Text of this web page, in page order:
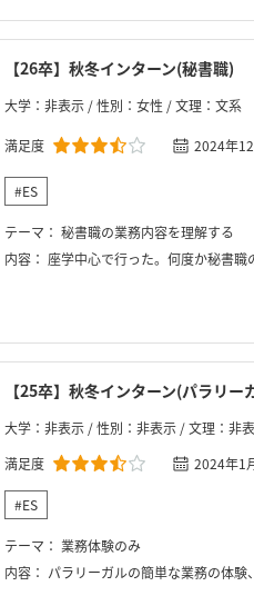
【26卒】秋冬インターン(秘書職)
大学：非表示 / 性別：女性 / 文理：文系
満足度
2024年
#ES
テーマ： 秘書職の業務内容を理解する
内容： 座学中心で行った。何度か秘書職
【25卒】秋冬インターン(パラリー
大学：非表示 / 性別：非表示 / 文理：非
満足度
2024年1
#ES
テーマ： 業務体験のみ
内容： パラリーガルの簡単な業務の体験